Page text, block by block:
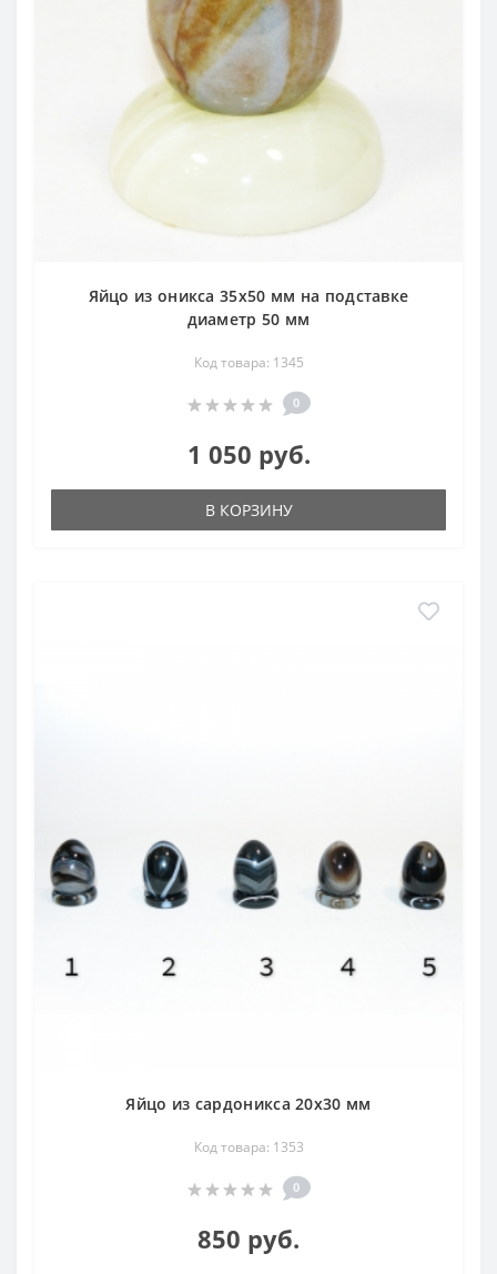
Яйцо из оникса 35х50 мм на подставке
диаметр 50 мм
Код товара: 1345
0
1 050 руб.
В КОРЗИНУ
Яйцо из сардоникса 20х30 мм
Код товара: 1353
0
850 руб.